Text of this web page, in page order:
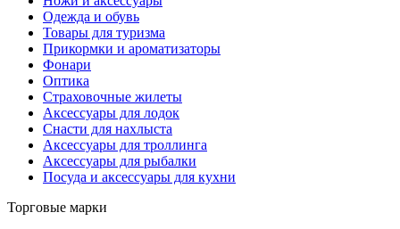
Одежда и обувь
Товары для туризма
Прикормки и ароматизаторы
Фонари
Оптика
Страховочные жилеты
Аксессуары для лодок
Снасти для нахлыста
Аксессуары для троллинга
Аксессуары для рыбалки
Посуда и аксессуары для кухни
Торговые марки